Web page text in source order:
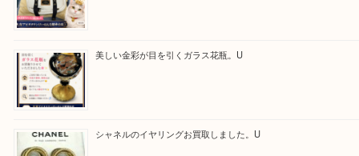
Facebook
Twitter